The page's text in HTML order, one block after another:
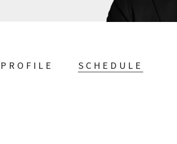
PROFILE SCHEDULE